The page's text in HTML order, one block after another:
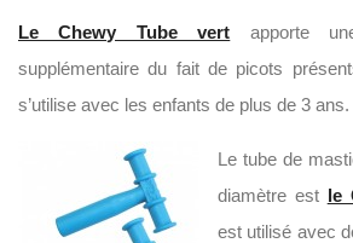
Le Chewy Tube vert apporte
supplémentaire du fait de picots
s’utilise avec les enfants de plus de 3 ans.
Le tube de
diamètre est le
est utilisé avec